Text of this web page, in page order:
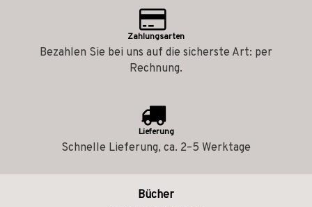
Zahlungsarten
Bezahlen Sie bei uns auf die sicherste Art: per
Rechnung.
Lieferung
Schnelle Lieferung, ca. 2–5 Werktage
Bücher